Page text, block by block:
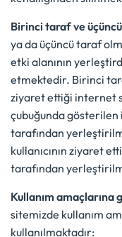
Birinci taraf ve
ya da üçüncü taraf
etki alanının
etmektedir. Birinci
ziyaret ettiği internet
çubuğunda
tarafından
kullanıcının ziyaret
tarafından
Kullanım amaçlarına
sitemizde kullanım
kullanılmaktadır: